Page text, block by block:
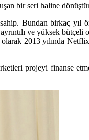
bir seri haline
Bundan birkaç yıl
ve yüksek
2013 yılında Netflix
projeyi finanse